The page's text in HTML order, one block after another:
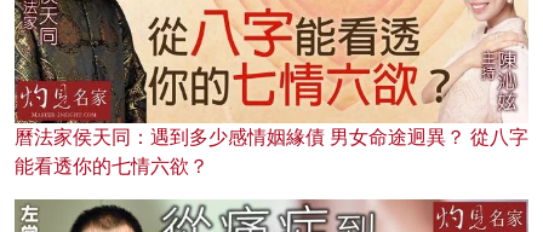
曆法家侯天同：遇到多少感情姻緣債 男女命途迥異？ 從八字
能看透你的七情六欲？